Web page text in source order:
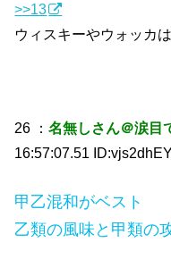
>>13
ウィスキーやウォッカ
26 ：名無しさん＠涙目
16:57:07.51
甲乙混和がベスト
乙類の風味と甲類の